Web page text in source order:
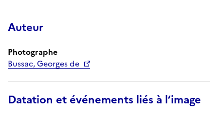
Auteur
Photographe
Bussac, Georges de
Datation et événements liés à l’image